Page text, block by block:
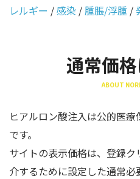
レルギー /感染 / 腫脹/浮腫 /
通常価
ABOUT
ヒアルロン酸注入は公的医
です。
サイトの表示価格は、登録
介するために設定した通常必